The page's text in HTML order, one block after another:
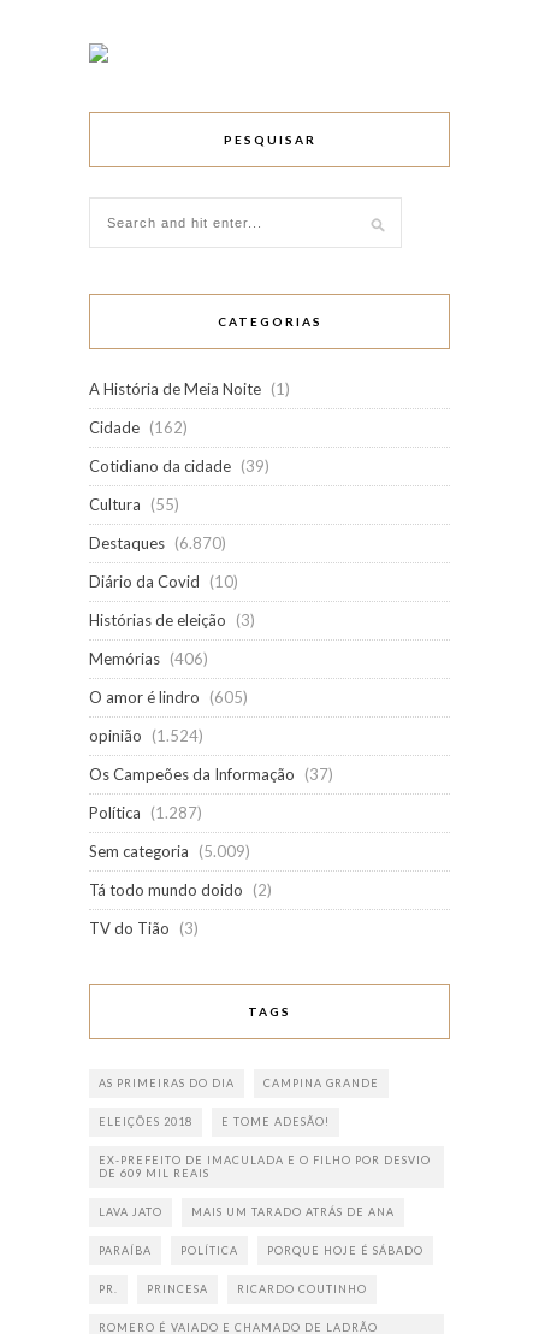
PESQUISAR
CATEGORIAS
A História de Meia Noite (1)
Cidade (162)
Cotidiano da cidade (39)
Cultura
(55)
Destaques (6.870)
Diário da Covid
(10)
Histórias de eleição
(3)
Memórias (406)
O amor é lindro
(605)
opinião
(1.524)
Os Campeões da Informação
(37)
Política
(1.287)
Sem categoria
(5.009)
Tá todo mundo doido
(2)
TV do Tião
(3)
TAGS
AS PRIMEIRAS DO DIA CAMPINA GRANDE
ELEIÇÕES 2018 E TOME ADESÃO!
EX-PREFEITO DE IMACULADA E O FILHO POR DESVIO
DE 609 MIL REAIS
LAVA JATO MAIS UM TARADO ATRÁS DE ANA
PARAÍBA POLÍTICA PORQUE HOJE É SÁBADO
PR. PRINCESA RICARDO COUTINHO
ROMERO É VAIADO E CHAMADO DE LADRÃO